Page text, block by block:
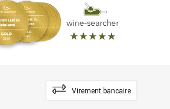
Virement bancaire